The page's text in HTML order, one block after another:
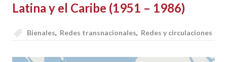
Latina y el Caribe (1951 – 1986)
Bienales, Redes transnacionales, Redes y circulaciones